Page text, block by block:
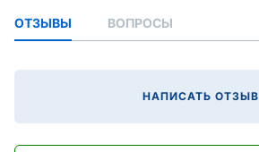
ОТЗЫВЫ ВОПРОСЫ
НАПИСАТЬ ОТЗЫВ